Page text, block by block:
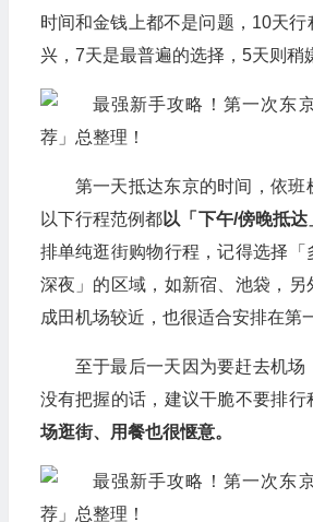
时间和金钱上都不是问题，10天行
兴，7天是最普遍的选择，5天则稍
第一天抵达东京的时间，依班
以下行程范例都以「下午/傍晚抵
排单纯逛街购物行程，记得选择「
深夜」的区域，如新宿、池袋，另
成田机场较近，也很适合安排在第
至于最后一天因为要赶去机场
没有把握的话，建议干脆不要排行
场逛街、用餐也很惬意。